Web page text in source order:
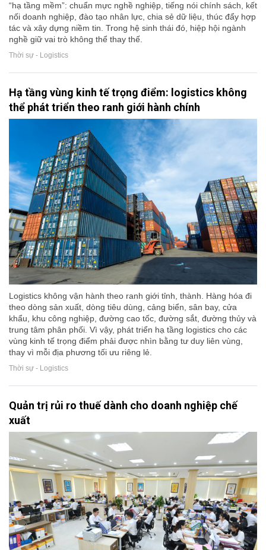
“hạ tầng mềm”: chuẩn mực nghề nghiệp, tiếng nói chính sách, kết
nối doanh nghiệp, đào tạo nhân lực, chia sẻ dữ liệu, thúc đẩy hợp
tác và xây dựng niềm tin. Trong hệ sinh thái đó, hiệp hội ngành
nghề giữ vai trò không thể thay thế.
Thời sự - Logistics
Hạ tầng vùng kinh tế trọng điểm: logistics không
thể phát triển theo ranh giới hành chính
Logistics không vận hành theo ranh giới tỉnh, thành. Hàng hóa đi
theo dòng sản xuất, dòng tiêu dùng, cảng biển, sân bay, cửa
khẩu, khu công nghiệp, đường cao tốc, đường sắt, đường thủy và
trung tâm phân phối. Vì vậy, phát triển hạ tầng logistics cho các
vùng kinh tế trọng điểm phải được nhìn bằng tư duy liên vùng,
thay vì mỗi địa phương tối ưu riêng lẻ.
Thời sự - Logistics
Quản trị rủi ro thuế dành cho doanh nghiệp chế
xuất